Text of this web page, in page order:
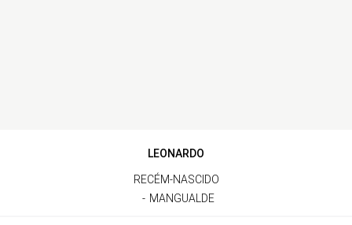
LEONARDO
RECÉM-NASCIDO
MANGUALDE